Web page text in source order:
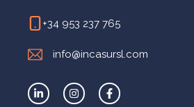
+34 953 237 765
info@incasursl.com